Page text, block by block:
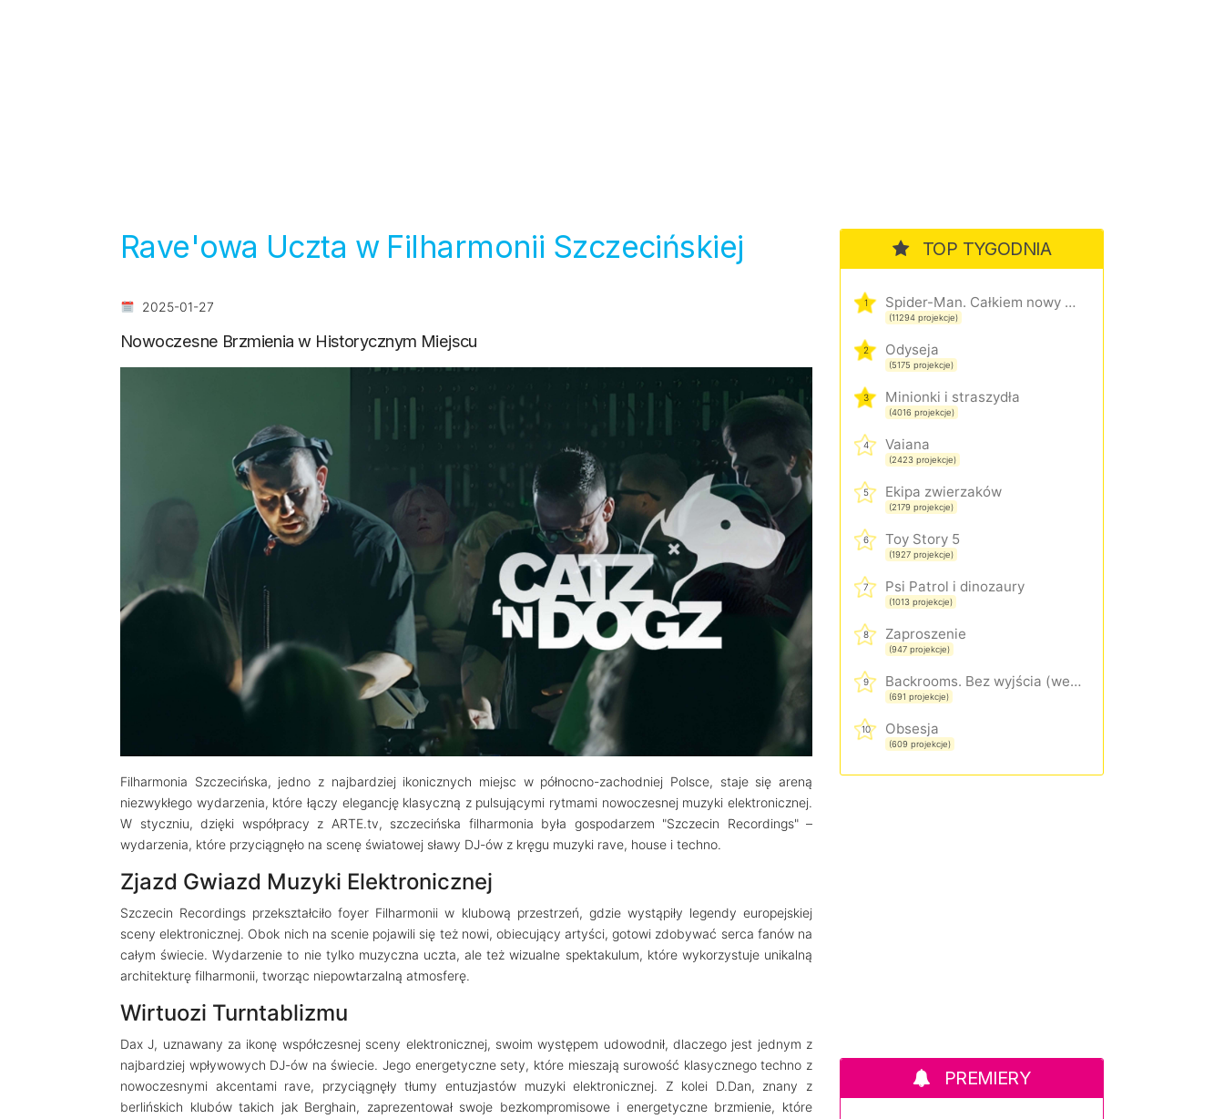
Rave'owa Uczta w Filharmonii Szczecińskiej
2025-01-27
Nowoczesne Brzmienia w Historycznym Miejscu
Filharmonia Szczecińska, jedno z najbardziej ikonicznych miejsc w północno-zachodniej Polsce, staje się areną
niezwykłego wydarzenia, które łączy elegancję klasyczną z pulsującymi rytmami nowoczesnej muzyki elektronicznej.
W styczniu, dzięki współpracy z ARTE.tv, szczecińska filharmonia była gospodarzem "Szczecin Recordings" –
wydarzenia, które przyciągnęło na scenę światowej sławy DJ-ów z kręgu muzyki rave, house i techno.
Zjazd Gwiazd Muzyki Elektronicznej
Szczecin Recordings przekształciło foyer Filharmonii w klubową przestrzeń, gdzie wystąpiły legendy europejskiej
sceny elektronicznej. Obok nich na scenie pojawili się też nowi, obiecujący artyści, gotowi zdobywać serca fanów na
całym świecie. Wydarzenie to nie tylko muzyczna uczta, ale też wizualne spektakulum, które wykorzystuje unikalną
architekturę filharmonii, tworząc niepowtarzalną atmosferę.
Wirtuozi Turntablizmu
Dax J, uznawany za ikonę współczesnej sceny elektronicznej, swoim występem udowodnił, dlaczego jest jednym z
najbardziej wpływowych DJ-ów na świecie. Jego energetyczne sety, które mieszają surowość klasycznego techno z
nowoczesnymi akcentami rave, przyciągnęły tłumy entuzjastów muzyki elektronicznej. Z kolei D.Dan, znany z
berlińskich klubów takich jak Berghain, zaprezentował swoje bezkompromisowe i energetyczne brzmienie, które
TOP TYGODNIA
1 Spider-Man. Całkiem nowy dzień
(11294 projekcje)
2 Odyseja
(5175 projekcje)
3 Minionki i straszydła
(4016 projekcje)
4 Vaiana
(2423 projekcje)
5 Ekipa zwierzaków
(2179 projekcje)
6 Toy Story 5
(1927 projekcje)
7 Psi Patrol i dinozaury
(1013 projekcje)
8 Zaproszenie
(947 projekcje)
9 Backrooms. Bez wyjścia (wersja rozszerzona)
(691 projekcje)
10 Obsesja
(609 projekcje)
PREMIERY